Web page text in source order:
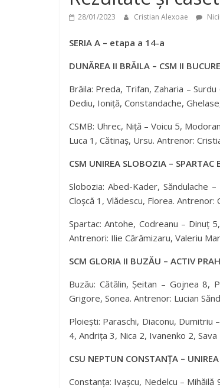
28/01/2023 Cristian Alexoae
SERIA A – etapa a 14-a
DUNĂREA II BRĂILA – CSM II
Brăila: Preda, Trifan, Zaharia –
Dediu, Ioniță, Constandache,
CSMB: Uhrec, Niță – Voicu 5,
Luca 1, Cătinaș, Ursu. Antrenor:
CSM UNIREA SLOBOZIA –
Slobozia: Abed-Kader, Săndulache
Cloșcă 1, Vlădescu, Florea. Antrenor:
Spartac: Antohe, Codreanu – Dinuț
Antrenori: Ilie Cărămizaru, Valeriu
SCM GLORIA II BUZĂU – ACTIV
Buzău: Cătălin, Șeitan – Gojnea 8,
Grigore, Sonea. Antrenor: Lucian
Ploiești: Paraschi, Diaconu,
4, Andrița 3, Nica 2, Ivanenko 2,
CSU NEPTUN CONSTANȚA –
Constanța: Ivașcu, Nedelcu –